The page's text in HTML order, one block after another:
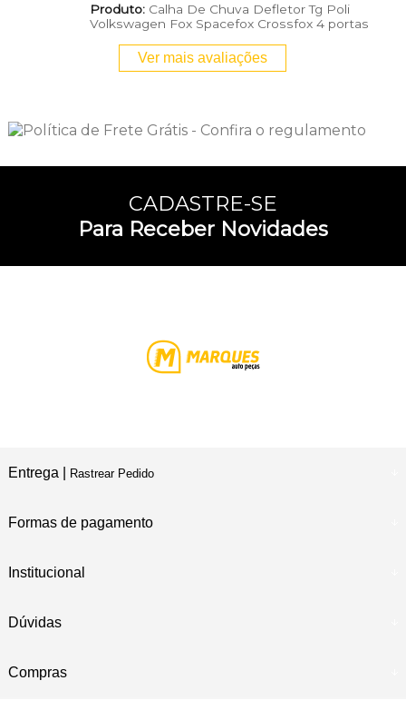
Produto:Calha De Chuva Defletor Tg Poli
Volkswagen Fox Spacefox Crossfox 4 portas
Ver mais avaliações
CADASTRE-SE
Para Receber Novidades
Entrega | Rastrear Pedido
Formas de pagamento
Institucional
Dúvidas
Compras